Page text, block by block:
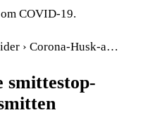
COVID-19.
› Corona-Husk-a…
smittestop-